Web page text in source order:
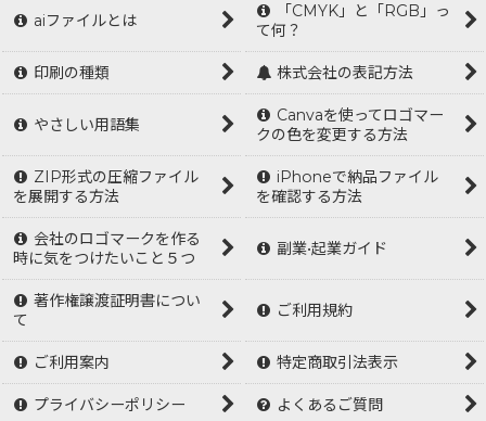
aiファイルとは
「CMYK」と「RGB」っ
て何？
印刷の種類 株式会社の表記方法
やさしい用語集
Canvaを使ってロゴマー
クの色を変更する方法
ZIP形式の圧縮ファイル
を展開する方法
iPhoneで納品ファイル
を確認する方法
会社のロゴマークを作る
時に気をつけたいこと５つ
副業•起業ガイド
著作権譲渡証明書につい
て
ご利用規約
ご利用案内 特定商取引法表示
プライバシーポリシー よくあるご質問